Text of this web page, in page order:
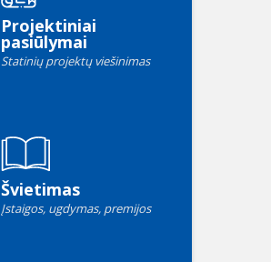
Projektiniai
pasiūlymai
Statinių projektų viešinimas
Švietimas
Įstaigos, ugdymas, premijos